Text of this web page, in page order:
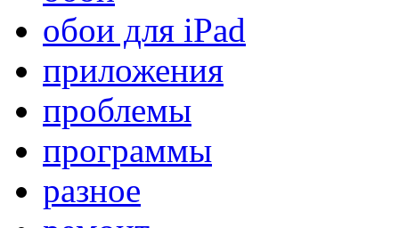
обои для iPad
приложения
проблемы
программы
разное